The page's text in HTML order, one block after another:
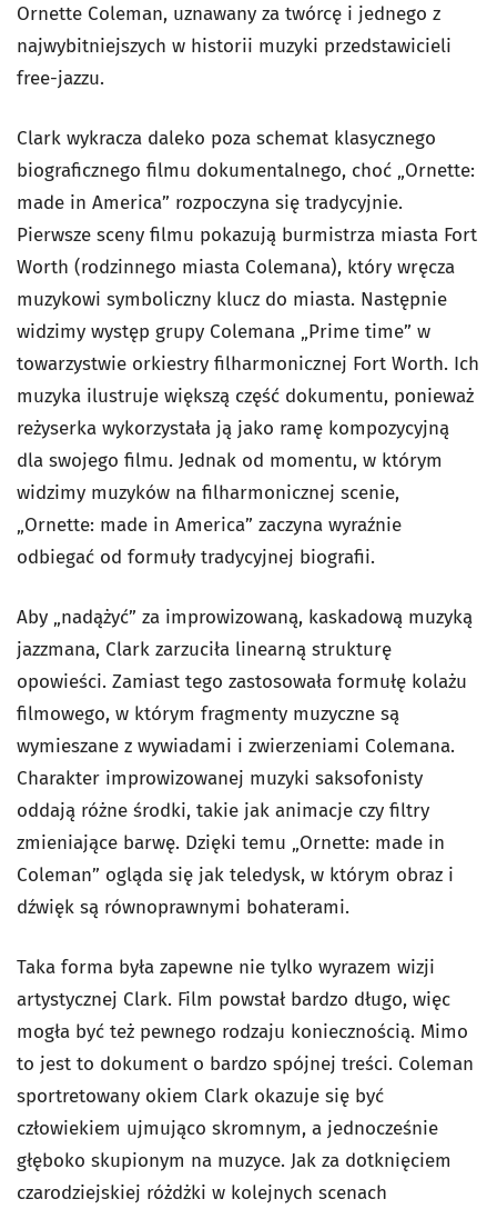
Ornette Coleman, uznawany za twórcę i jednego z
najwybitniejszych w historii muzyki przedstawicieli
free-jazzu.
Clark wykracza daleko poza schemat klasycznego
biograficznego filmu dokumentalnego, choć „Ornette:
made in America” rozpoczyna się tradycyjnie.
Pierwsze sceny filmu pokazują burmistrza miasta Fort
Worth (rodzinnego miasta Colemana), który wręcza
muzykowi symboliczny klucz do miasta. Następnie
widzimy występ grupy Colemana „Prime time” w
towarzystwie orkiestry filharmonicznej Fort Worth. Ich
muzyka ilustruje większą część dokumentu, ponieważ
reżyserka wykorzystała ją jako ramę kompozycyjną
dla swojego filmu. Jednak od momentu, w którym
widzimy muzyków na filharmonicznej scenie,
„Ornette: made in America” zaczyna wyraźnie
odbiegać od formuły tradycyjnej biografii.
Aby „nadążyć” za improwizowaną, kaskadową muzyką
jazzmana, Clark zarzuciła linearną strukturę
opowieści. Zamiast tego zastosowała formułę kolażu
filmowego, w którym fragmenty muzyczne są
wymieszane z wywiadami i zwierzeniami Colemana.
Charakter improwizowanej muzyki saksofonisty
oddają różne środki, takie jak animacje czy filtry
zmieniające barwę. Dzięki temu „Ornette: made in
Coleman” ogląda się jak teledysk, w którym obraz i
dźwięk są równoprawnymi bohaterami.
Taka forma była zapewne nie tylko wyrazem wizji
artystycznej Clark. Film powstał bardzo długo, więc
mogła być też pewnego rodzaju koniecznością. Mimo
to jest to dokument o bardzo spójnej treści. Coleman
sportretowany okiem Clark okazuje się być
człowiekiem ujmująco skromnym, a jednocześnie
głęboko skupionym na muzyce. Jak za dotknięciem
czarodziejskiej różdżki w kolejnych scenach